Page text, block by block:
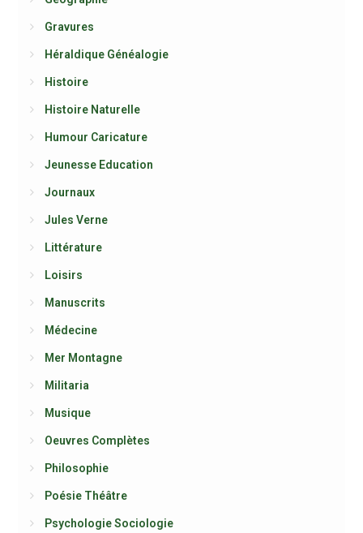
Gravures
Héraldique Généalogie
Histoire
Histoire Naturelle
Humour Caricature
Jeunesse Education
Journaux
Jules Verne
Littérature
Loisirs
Manuscrits
Médecine
Mer Montagne
Militaria
Musique
Oeuvres Complètes
Philosophie
Poésie Théâtre
Psychologie Sociologie